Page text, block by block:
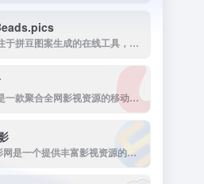
一款专注于拼豆图案生成的在线工具，用户只需上传任意照片或图片，即可一键将其像素化为可打印的拼豆图稿。
网飞猫是一款聚合全网影视资源的移动端播放应用，主打免费、高画...
555电影网是一个提供丰富影视资源的在线观看平台，致力于为用户提供高清、无广告的观影体验。该网站涵盖多种类型的影视内容，包括电影、电视剧、动漫、综艺等，满足不同观众的需求。